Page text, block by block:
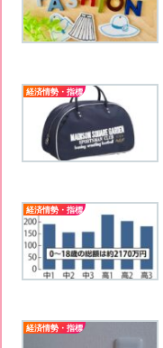
経済情勢・指標
経済情勢・指標
経済情勢・指標